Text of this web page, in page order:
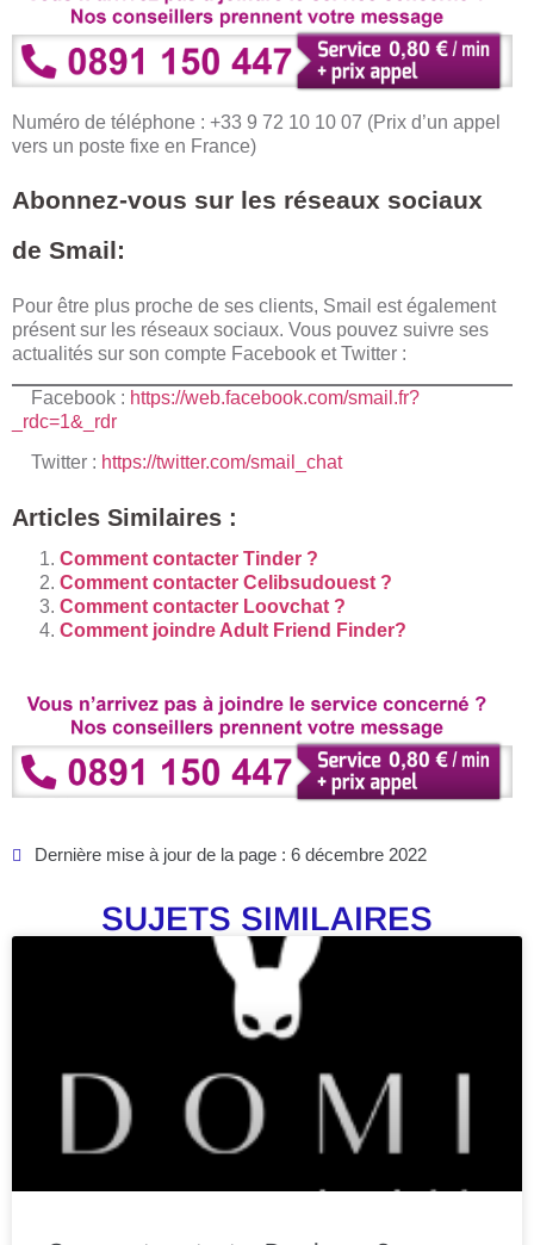
Numéro de téléphone : +33 9 72 10 10 07 (Prix d’un appel
vers un poste fixe en France)
Abonnez-vous sur les réseaux sociaux
de Smail:
Pour être plus proche de ses clients, Smail est également
présent sur les réseaux sociaux. Vous pouvez suivre ses
actualités sur son compte Facebook et Twitter :
Facebook : https://web.facebook.com/smail.fr?
_rdc=1&_rdr
Twitter : https://twitter.com/smail_chat
Articles Similaires :
Comment contacter Tinder ?
Comment contacter Celibsudouest ?
Comment contacter Loovchat ?
Comment joindre Adult Friend Finder?
Dernière mise à jour de la page : 6 décembre 2022
SUJETS SIMILAIRES